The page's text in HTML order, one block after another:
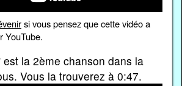
si vous pensez que cette vidéo a
YouTube.
est la 2ème chanson dans la
Vous la trouverez à 0:47.